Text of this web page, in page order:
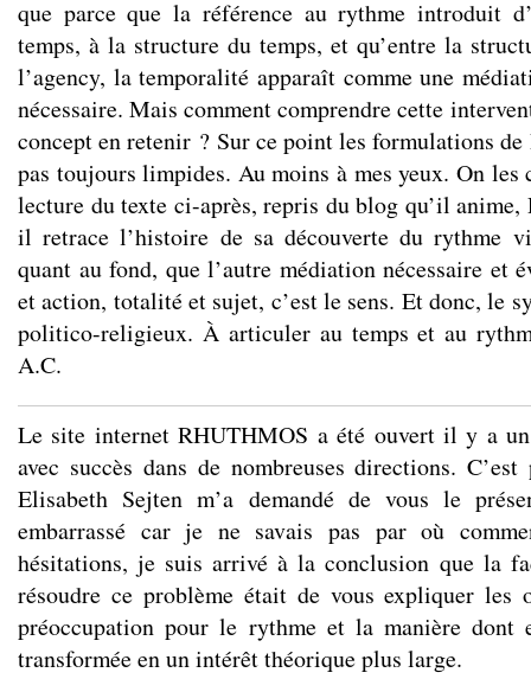
que parce que la référence au rythme introduit
temps, à la structure du temps, et qu’entre la
l’agency, la temporalité apparaît comme une
nécessaire. Mais comment comprendre cette
concept en retenir ? Sur ce point les formulations
pas toujours limpides. Au moins à mes yeux. On les
lecture du texte ci-après, repris du blog qu’il anime,
il retrace l’histoire de sa découverte du rythme
quant au fond, que l’autre médiation nécessaire et
et action, totalité et sujet, c’est le sens. Et donc, le
politico-religieux. À articuler au temps et au
A.C.
Le site internet RHUTHMOS a été ouvert il y a un
avec succès dans de nombreuses directions. C’est
Elisabeth Sejten m’a demandé de vous le
embarrassé car je ne savais pas par où
hésitations, je suis arrivé à la conclusion que la
résoudre ce problème était de vous expliquer les
préoccupation pour le rythme et la manière dont
transformée en un intérêt théorique plus large.